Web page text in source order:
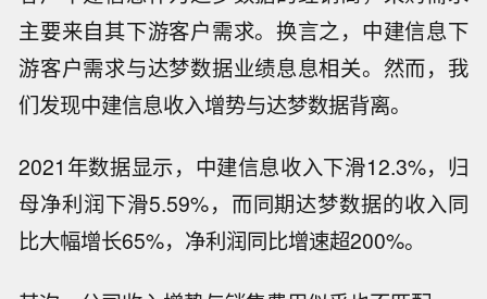
主要来自其下游客户需求。换言之，中建信息下
游客户需求与达梦数据业绩息息相关。然而，我
们发现中建信息收入增势与达梦数据背离。
2021年数据显示，中建信息收入下滑12.3%，归
母净利润下滑5.59%，而同期达梦数据的收入同
比大幅增长65%，净利润同比增速超200%。